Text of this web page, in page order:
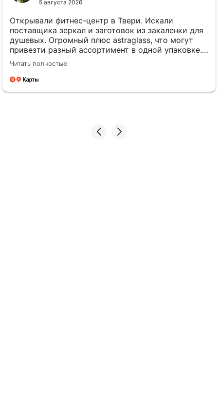
5 августа 2026
Открывали фитнес-центр в Твери. Искали
поставщика зеркал и заготовок из закаленки для
душевых. Огромный плюс astraglass, что могут
привезти разный ассортимент в одной упаковке.
Сэкономили на доставке прилично! По качеству
претензий ноль, геометрия листов ровная.
Читать полностью